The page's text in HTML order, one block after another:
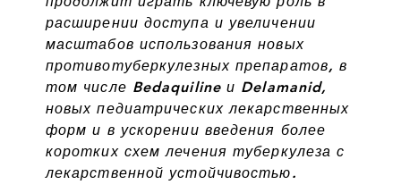
расширении доступа и увеличении
масштабов использования новых
противотуберкулезных препаратов, в
том числе Bedaquiline и Delamanid,
новых педиатрических лекарственных
форм и в ускорении введения более
коротких схем лечения туберкулеза с
лекарственной устойчивостью.